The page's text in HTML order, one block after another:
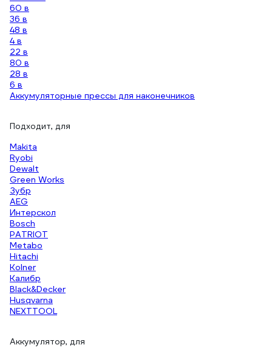
60 в
36 в
48 в
4 в
22 в
80 в
28 в
6 в
Аккумуляторные прессы для наконечников
Подходит, для
Makita
Ryobi
Dewalt
Green Works
Зубр
AEG
Интерскол
Bosch
PATRIOT
Metabo
Hitachi
Kolner
Калибр
Black&Decker
Husqvarna
NEXTTOOL
Аккумулятор, для